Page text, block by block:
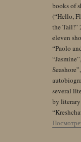
books of
(“Hello,
the Tail!”
eleven
“Paolo
several
by